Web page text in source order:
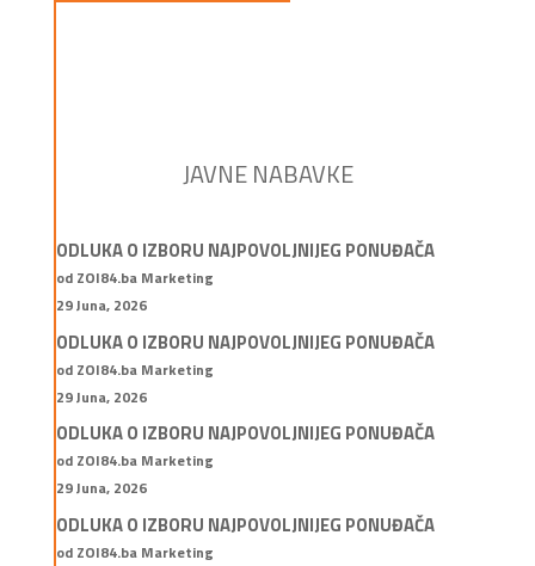
JAVNE NABAVKE
ODLUKA O IZBORU NAJPOVOLJNIJEG PONUĐAČA
od ZOI84.ba Marketing
29 Juna, 2026
ODLUKA O IZBORU NAJPOVOLJNIJEG PONUĐAČA
od ZOI84.ba Marketing
29 Juna, 2026
ODLUKA O IZBORU NAJPOVOLJNIJEG PONUĐAČA
od ZOI84.ba Marketing
29 Juna, 2026
ODLUKA O IZBORU NAJPOVOLJNIJEG PONUĐAČA
od ZOI84.ba Marketing